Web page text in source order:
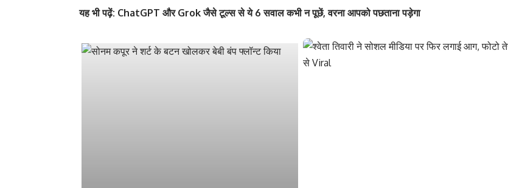
यह भी पढ़ें: ChatGPT और Grok जैसे टूल्स से ये 6 सवाल कभी न पूछें, वरना आपको पछताना पड़ेगा